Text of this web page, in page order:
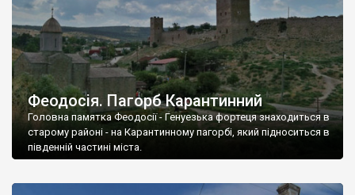
Феодосія. Пагорб Карантинний
Головна памятка Феодосії - Генуезька фортеця знаходиться в
старому районі - на Карантинному пагорбі, який підноситься в
південній частині міста.